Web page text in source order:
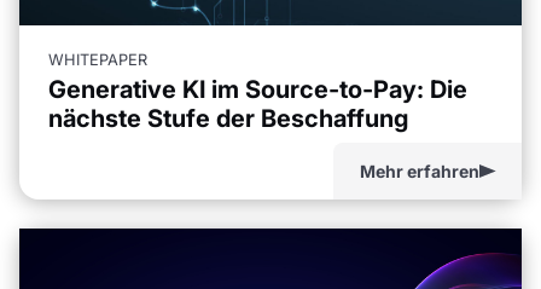
WHITEPAPER
Generative KI im Source-to-Pay: Die
nächste Stufe der Beschaffung
Mehr erfahren